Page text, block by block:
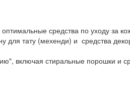
средства по уходу за
для тату (мехенди) и средства
включая стиральные порошки и